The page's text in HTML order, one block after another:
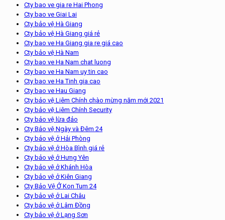
Cty bao ve gia re Hai Phong
Cty bao ve Giai Lai
Cty bảo vệ Hà Giang
Cty bảo vệ Hà Giang giá rẻ
Cty bao ve Ha Giang gia re giá cao
Cty bảo vệ Hà Nam
Cty bao ve Ha Nam chat luong
Cty bao ve Ha Nam uy tin cao
Cty bao ve Ha Tinh gia cao
Cty bao ve Hau Giang
Cty bảo vệ Liêm Chính chào mừng năm mới 2021
Cty bảo vệ Liêm Chính Security
Cty bảo vệ lừa đảo
Cty Bảo vệ Ngày và Đêm 24
Cty bảo vệ ở Hải Phòng
Cty bảo vệ ở Hòa Bình giá rẻ
Cty bảo vệ ở Hưng Yên
Cty bảo vệ ở Khánh Hòa
Cty bảo vệ ở Kiên Giang
Cty Bảo Vệ Ở Kon Tum 24
Cty bảo vệ ở Lai Châu
Cty bảo vệ ở Lâm Đồng
Cty bảo vệ ở Lạng Sơn